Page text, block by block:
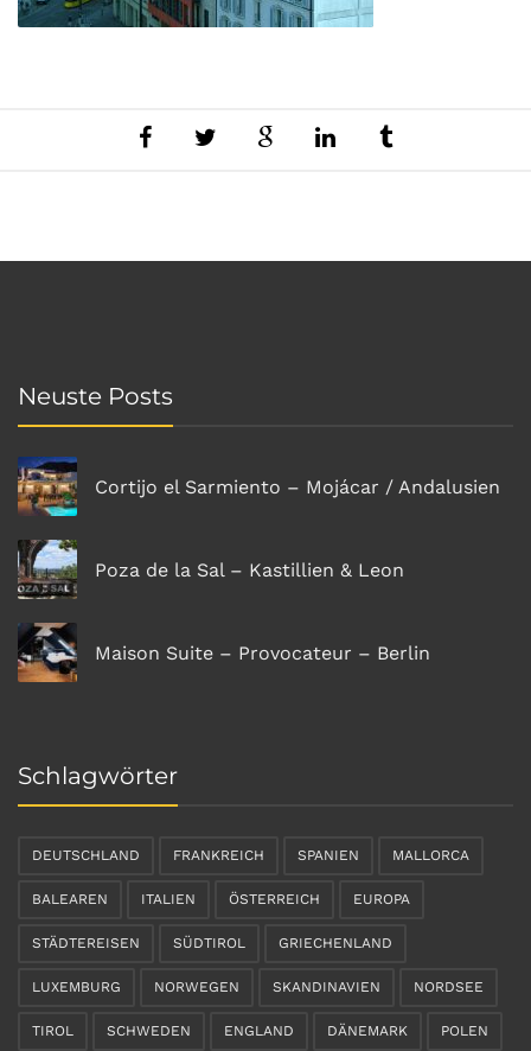
Neuste Posts
Cortijo el Sarmiento – Mojácar / Andalusien
Poza de la Sal – Kastillien & Leon
Maison Suite – Provocateur – Berlin
Schlagwörter
DEUTSCHLAND FRANKREICH SPANIEN MALLORCA
BALEAREN ITALIEN ÖSTERREICH EUROPA
STÄDTEREISEN SÜDTIROL GRIECHENLAND
LUXEMBURG NORWEGEN SKANDINAVIEN NORDSEE
TIROL SCHWEDEN ENGLAND DÄNEMARK POLEN